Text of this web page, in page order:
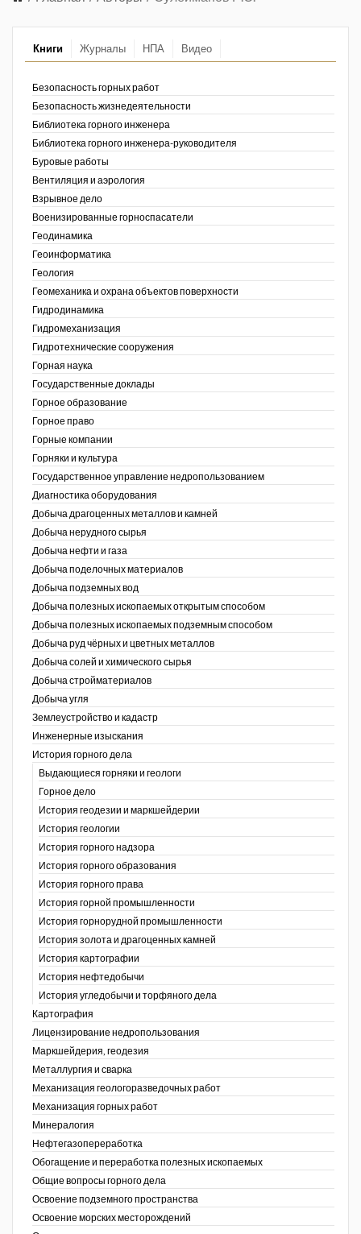
Книги Журналы НПА Видео
Безопасность горных работ
Безопасность жизнедеятельности
Библиотека горного инженера
Библиотека горного инженера-руководителя
Буровые работы
Вентиляция и аэрология
Взрывное дело
Военизированные горноспасатели
Геодинамика
Геоинформатика
Геология
Геомеханика и охрана объектов поверхности
Гидродинамика
Гидромеханизация
Гидротехнические сооружения
Горная наука
Государственные доклады
Горное образование
Горное право
Горные компании
Горняки и культура
Государственное управление недропользованием
Диагностика оборудования
Добыча драгоценных металлов и камней
Добыча нерудного сырья
Добыча нефти и газа
Добыча поделочных материалов
Добыча подземных вод
Добыча полезных ископаемых открытым способом
Добыча полезных ископаемых подземным способом
Добыча руд чёрных и цветных металлов
Добыча солей и химического сырья
Добыча стройматериалов
Добыча угля
Землеустройство и кадастр
Инженерные изыскания
История горного дела
Выдающиеся горняки и геологи
Горное дело
История геодезии и маркшейдерии
История геологии
История горного надзора
История горного образования
История горного права
История горной промышленности
История горнорудной промышленности
История золота и драгоценных камней
История картографии
История нефтедобычи
История угледобычи и торфяного дела
Картография
Лицензирование недропользования
Маркшейдерия, геодезия
Металлургия и сварка
Механизация геологоразведочных работ
Механизация горных работ
Минералогия
Нефтегазопереработка
Обогащение и переработка полезных ископаемых
Общие вопросы горного дела
Освоение подземного пространства
Освоение морских месторождений
Маркшейдерия и недропользование
Медицина катастроф
Минеральные ресурсы России
Нефтегазовые технологии
Нефтегазовая вертикаль
Разведка и охрана недр
Стандарт качества
Сфера. Нефть и газ
Уголь
Уголь Кузбасса
Химагрегаты
Электроэнергия. Передача и
распределение
Coal People Magazine
PWC